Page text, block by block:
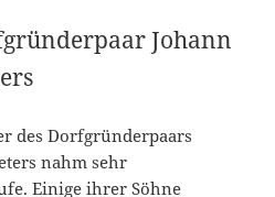
Johann
des Dorfgründerpaars
nahm sehr
Einige ihrer Söhne